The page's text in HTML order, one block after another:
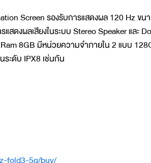
Screen รองรับการแสดงผล 120 Hz ขน
ดงผลเสียงในระบบ Stereo Speaker และ
8GB มีหน่วยความจำภายใน 2 แบบ
ระดับ IPX8 เช่นกัน